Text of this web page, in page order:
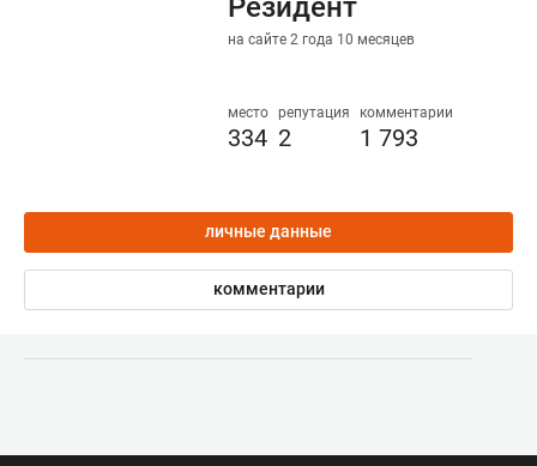
Резидент
на сайте 2 года 10 месяцев
место
334
репутация
2
комментарии
1 793
личные данные
комментарии